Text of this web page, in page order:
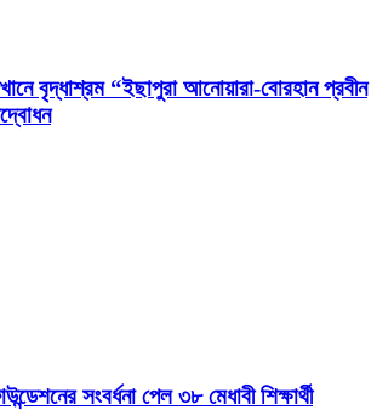
বৃদ্ধাশ্রম “ইছাপুরা আনোয়ারা-বোরহান প্রবীন
সংবর্ধনা পেল ৩৮ মেধাবী শিক্ষার্থী